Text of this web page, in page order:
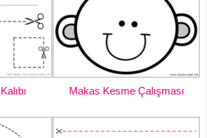
Makas Kesme Çalışması